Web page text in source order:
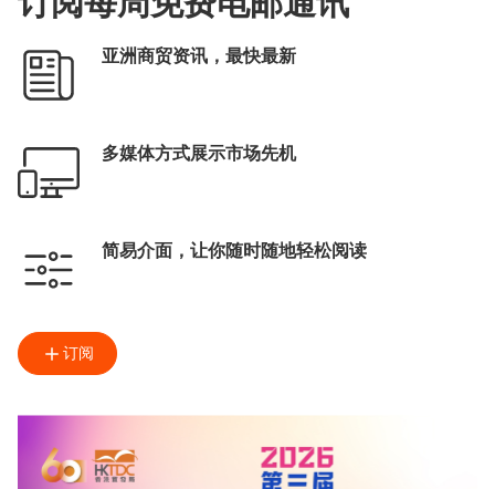
亚洲商贸资讯，最快最新
多媒体方式展示市场先机
简易介面，让你随时随地轻松阅读
订阅